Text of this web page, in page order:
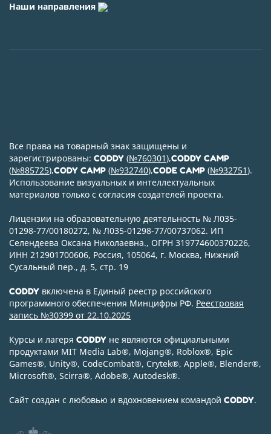
Наши направления
Все права на товарный знак защищены и
зарегистрированы: CODDY (№760301),CODDY CAMP
(№885725),CODY CAMP (№932740),CODE CAMP (№932751).
Использование визуальных и интеллектуальных
материалов только с согласия создателей проекта.
Лицензии на образовательную деятельность № Л035-
01298-77/00180272, № Л035-01298-77/00737062. ИП
Селендеева Оксана Николаевна., ОГРН 319774600370226,
ИНН 212901700606, Россия, 105064, г. Москва, Нижний
Сусальный пер., д. 5, стр. 19
CODDY включена в Единый реестр российского
программного обеспечения Минцифры РФ. Реестровая
запись №30399 от 22.10.2025
Курсы и лагеря CODDY не являются официальными
продуктами MIT Media Lab®, Mojang®, Roblox®, Epic
Games®, Unity®, CodeСombat®, Crytek®, Apple®, Blender®,
Microsoft®, Scirra®, Adobe®, Autodesk®.
Сайт создан с любовью и вдохновением командой CODDY.